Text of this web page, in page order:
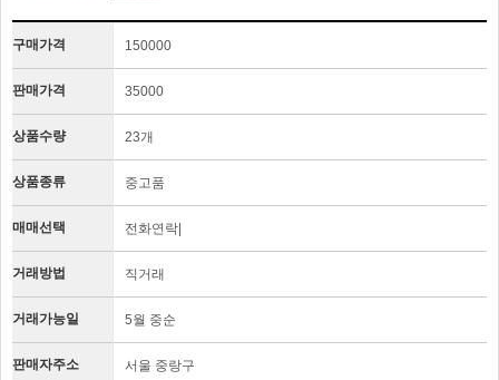
구매가격 150000
판매가격 35000
상품수량 23개
상품종류 중고품
매매선택 전화연락|
거래방법 직거래
거래가능일 5월 중순
판매자주소 서울 중랑구